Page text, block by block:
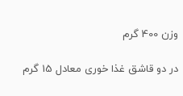
وزن 400 گرم
در دو قاشق غذا خوری معادل 15 گرم